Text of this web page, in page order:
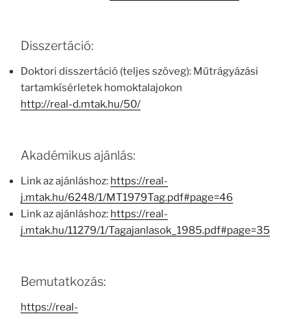
Disszertáció:
Doktori disszertáció (teljes szöveg): Műtrágyázási
tartamkísérletek homoktalajokon
http://real-d.mtak.hu/50/
Akadémikus ajánlás:
Link az ajánláshoz: https://real-
j.mtak.hu/6248/1/MT1979Tag.pdf#page=46
Link az ajánláshoz: https://real-
j.mtak.hu/11279/1/Tagajanlasok_1985.pdf#page=35
Bemutatkozás:
https://real-